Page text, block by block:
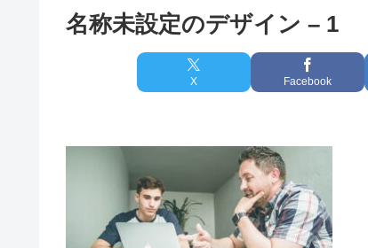
名称未設定のデザイン – 1
X Facebook